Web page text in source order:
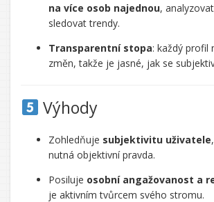
na více osob najednou,
sledovat trendy.
Transparentní stopa: každý profil
změn, takže je jasné, jak se
Výhody
Zohledňuje subjektivitu uživatele
nutná objektivní pravda.
Posiluje osobní angažovanost a
je aktivním tvůrcem svého stromu.